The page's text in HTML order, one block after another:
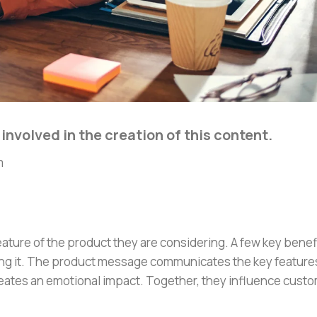
in the creation of this content.
of the product they are considering. A few key
it. The product message communicates the key
an emotional impact. Together, they influence